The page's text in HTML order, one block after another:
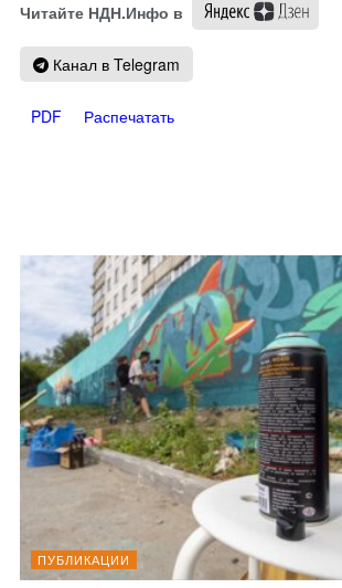
Читайте НДН.Инфо в
Канал в Telegram
PDF Распечатать
ПУБЛИКАЦИИ